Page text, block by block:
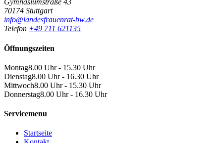
Gymnasiumstraße 43
70174 Stuttgart
info@landesfrauenrat-bw.de
Telefon +49 711 621135
Öffnungszeiten
Montag8.00 Uhr - 15.30 Uhr
Dienstag8.00 Uhr - 16.30 Uhr
Mittwoch8.00 Uhr - 15.30 Uhr
Donnerstag8.00 Uhr - 16.30 Uhr
Servicemenu
Startseite